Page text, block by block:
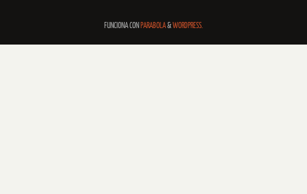
FUNCIONA CON PARABOLA&WORDPRESS.